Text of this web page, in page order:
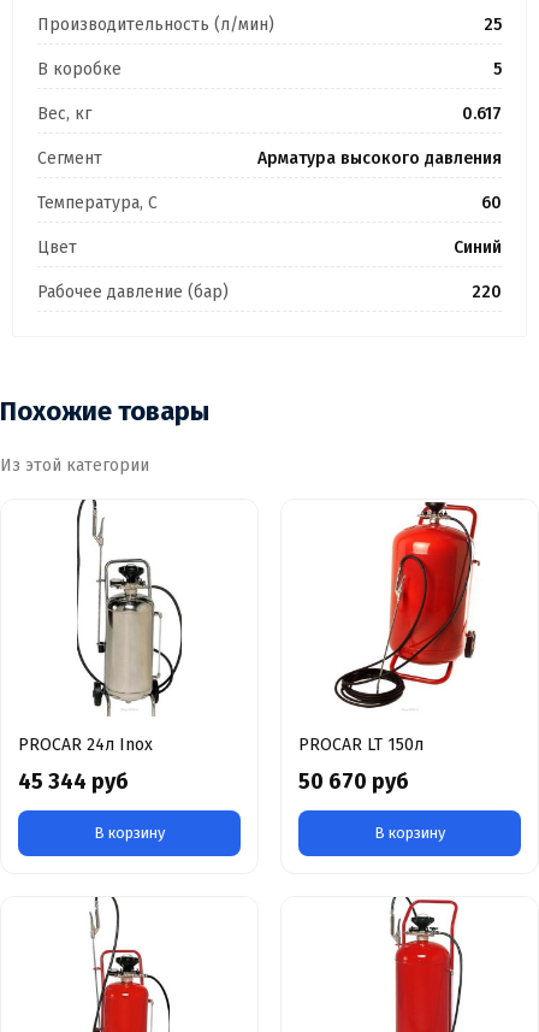
Производительность (л/мин) 25
В коробке 5
Вес, кг 0.617
Сегмент Арматура высокого давления
Температура, C 60
Цвет Синий
Рабочее давление (бар) 220
Похожие товары
Из этой категории
PROCAR 24л Inox
45 344 руб
В корзину
PROCAR LT 150л
50 670 руб
В корзину